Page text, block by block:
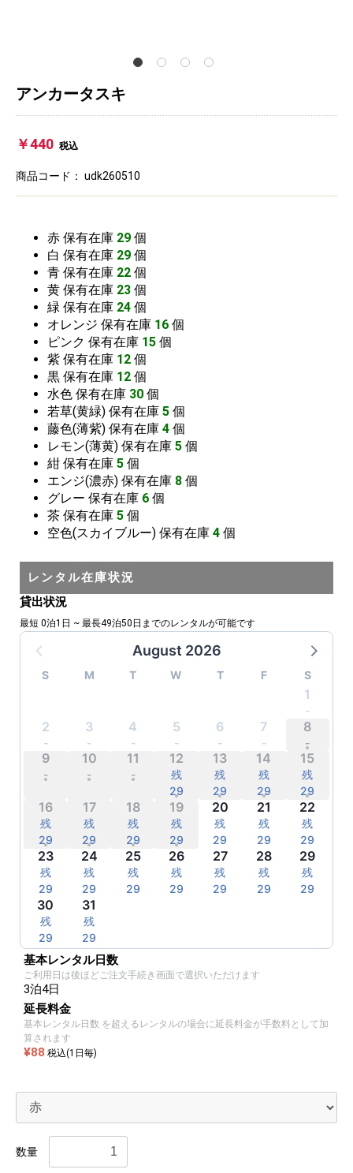
アンカータスキ
￥440 税込
商品コード： udk260510
赤 保有在庫 29 個
白 保有在庫 29 個
青 保有在庫 22 個
黄 保有在庫 23 個
緑 保有在庫 24 個
オレンジ 保有在庫 16 個
ピンク 保有在庫 15 個
紫 保有在庫 12 個
黒 保有在庫 12 個
水色 保有在庫 30 個
若草(黄緑) 保有在庫 5 個
藤色(薄紫) 保有在庫 4 個
レモン(薄黄) 保有在庫 5 個
紺 保有在庫 5 個
エンジ(濃赤) 保有在庫 8 個
グレー 保有在庫 6 個
茶 保有在庫 5 個
空色(スカイブルー) 保有在庫 4 個
レンタル在庫状況
貸出状況
最短 0泊1日 ~ 最長49泊50日までのレンタルが可能です
August 2026
S M T W T F S
1
-
2
-
3
-
4
-
5
-
6
-
7
-
8
-
9
-
10
-
11
-
12
残
29
13
残
29
14
残
29
15
残
29
16
残
29
17
残
29
18
残
29
19
残
29
20
残
29
21
残
29
22
残
29
23
残
29
24
残
29
25
残
29
26
残
29
27
残
29
28
残
29
29
残
29
30
残
29
31
残
29
基本レンタル日数
ご利用日は後ほどご注文手続き画面で選択いただけます
3泊4日
延長料金
基本レンタル日数 を超えるレンタルの場合に延長料金が手数料として加
算されます
¥88 税込(1日毎)
数量